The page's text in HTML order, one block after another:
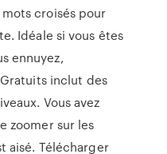
croisés pour
Idéale si vous êtes
ennuyez,
inclut des
Vous avez
zoomer sur les
aisé. Télécharger